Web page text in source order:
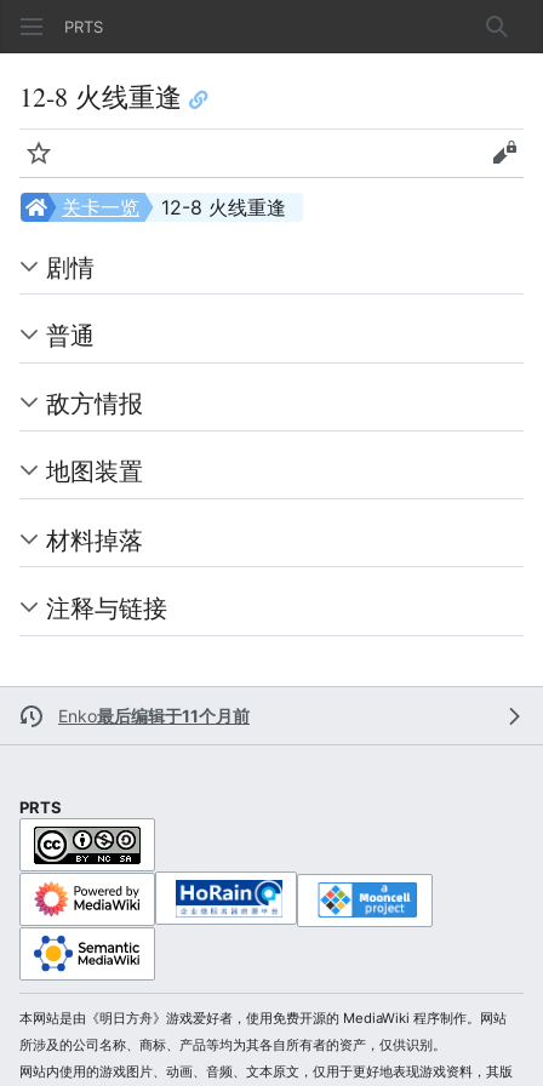
PRTS 搜索
12-8 火线重逢
监视 查看
12-8 火线重逢
关卡一览
剧情
普通
敌方情报
地图装置
材料掉落
注释与链接
Enko最后编辑于11个月前
PRTS
本网站是由《明日方舟》游戏爱好者，使用免费开源的 MediaWiki 程序制作。网站
所涉及的公司名称、商标、产品等均为其各自所有者的资产，仅供识别。
网站内使用的游戏图片、动画、音频、文本原文，仅用于更好地表现游戏资料，其版